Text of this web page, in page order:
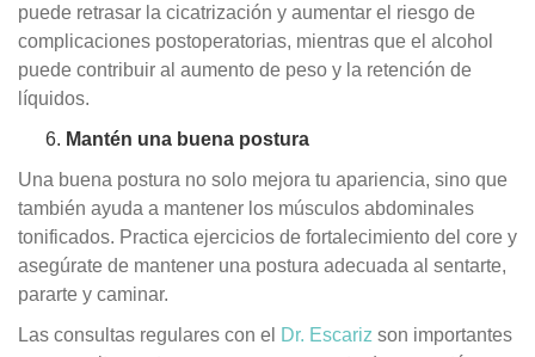
puede retrasar la cicatrización y aumentar el riesgo de
complicaciones postoperatorias, mientras que el alcohol
puede contribuir al aumento de peso y la retención de
líquidos.
Mantén una buena postura
Una buena postura no solo mejora tu apariencia, sino que
también ayuda a mantener los músculos abdominales
tonificados. Practica ejercicios de fortalecimiento del core y
asegúrate de mantener una postura adecuada al sentarte,
pararte y caminar.
Las consultas regulares con el Dr. Escariz son importantes